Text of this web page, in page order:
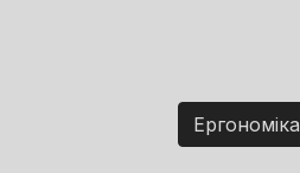
Ергономіка